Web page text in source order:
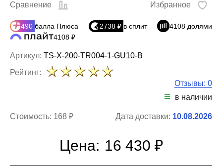
Артикул: TS-X-200-TR004-1-GU10-B
Сравнение Избранное
490 балла Плюса 2738 ₽ в сплит
4108 долями
4108 ₽
Рейтинг:
Отзывы: 0
в наличии
Стоимость: 168 ₽ Дата доставки: 10.08.2026
Цена: 16 430 ₽